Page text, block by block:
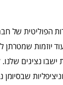
הפוליטית של
יוזמות שמטרתן
נציגים שלנו.